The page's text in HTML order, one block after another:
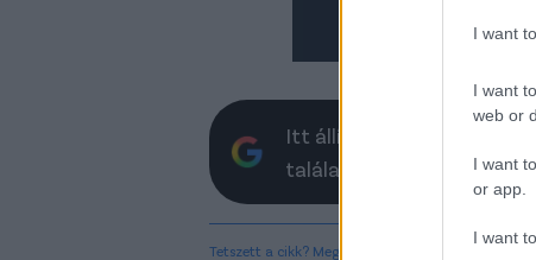
I want
I want
web or
I want
or app.
I want
Itt állíthatod be, hogy a
találatokban
Tetszett a cikk? Megosztanád?